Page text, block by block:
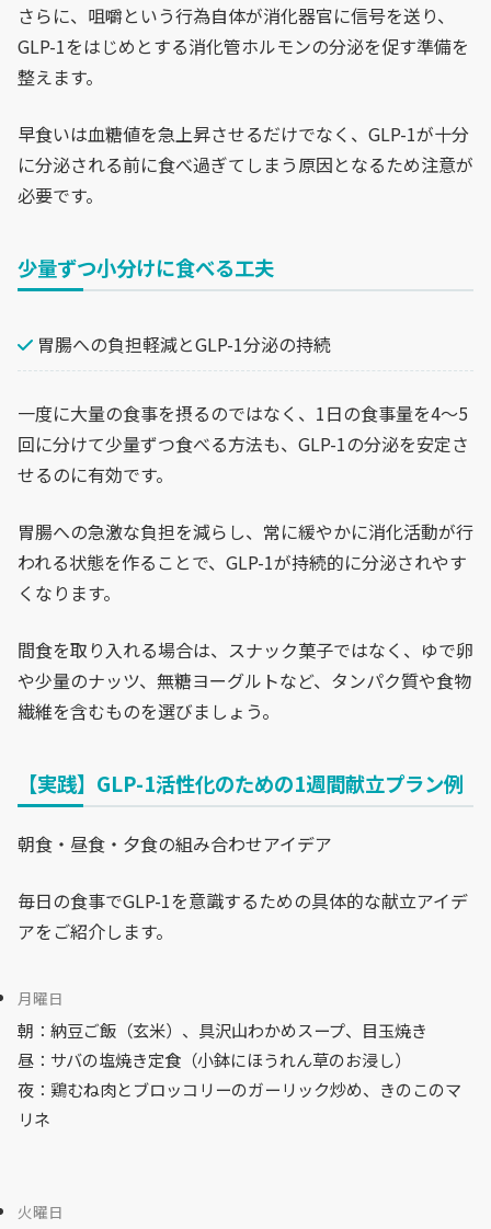
さらに、咀嚼という行為自体が消化器官に信号を送り、
GLP-1をはじめとする消化管ホルモンの分泌を促す準備を
整えます。
早食いは血糖値を急上昇させるだけでなく、GLP-1が十分
に分泌される前に食べ過ぎてしまう原因となるため注意が
必要です。
少量ずつ小分けに食べる工夫
胃腸への負担軽減とGLP-1分泌の持続
一度に大量の食事を摂るのではなく、1日の食事量を4〜5
回に分けて少量ずつ食べる方法も、GLP-1の分泌を安定さ
せるのに有効です。
胃腸への急激な負担を減らし、常に緩やかに消化活動が行
われる状態を作ることで、GLP-1が持続的に分泌されやす
くなります。
間食を取り入れる場合は、スナック菓子ではなく、ゆで卵
や少量のナッツ、無糖ヨーグルトなど、タンパク質や食物
繊維を含むものを選びましょう。
【実践】GLP-1活性化のための1週間献立プラン例
朝食・昼食・夕食の組み合わせアイデア
毎日の食事でGLP-1を意識するための具体的な献立アイデ
アをご紹介します。
月曜日
朝：納豆ご飯（玄米）、具沢山わかめスープ、目玉焼き
昼：サバの塩焼き定食（小鉢にほうれん草のお浸し）
夜：鶏むね肉とブロッコリーのガーリック炒め、きのこのマ
リネ
火曜日